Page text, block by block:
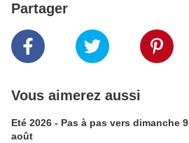
Partager
Vous aimerez aussi
Eté 2026 - Pas à pas vers dimanche 9
août